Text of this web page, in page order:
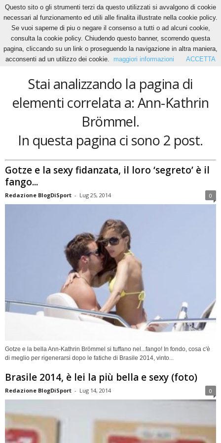
Home Tags Ann-Kathrin Brömmel
Ann-Kathrin Brömmel
Stai analizzando la pagina di
elementi correlata a: Ann-Kathrin
Brömmel.
In questa pagina ci sono 2 post.
Gotze e la sexy fidanzata, il loro ‘segreto’ è il
fango...
Redazione BlogDiSport - Lug 25, 2014 0
Gotze e la bella Ann-Kathrin Brömmel si tuffano nel...fango! In fondo, cosa c'è
di meglio per rigenerarsi dopo le fatiche di Brasile 2014, vinto...
Brasile 2014, è lei la più bella e sexy (foto)
Redazione BlogDiSport - Lug 14, 2014 0
Questo sito o gli strumenti terzi da questo utilizzati si avvalgono di cookie
necessari al funzionamento ed utili alle finalita illustrate nella cookie policy.
Se vuoi saperne di piu o negare il consenso a tutti o ad alcuni cookie,
consulta la cookie policy. Chiudendo questo banner, scorrendo questa
pagina, cliccando su un link o proseguendo la navigazione in altra maniera,
acconsenti ad un utilizzo dei cookie.
maggiori informazioni ACCETTA